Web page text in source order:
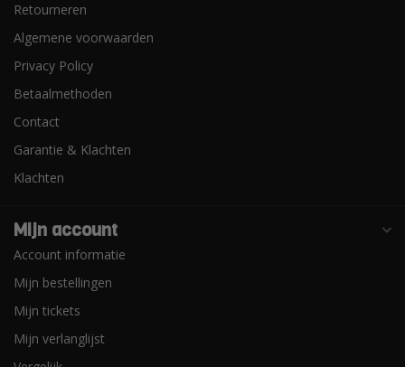
Retourneren
Algemene voorwaarden
Privacy Policy
Betaalmethoden
Contact
Garantie & Klachten
Klachten
Mijn account
Account informatie
Mijn bestellingen
Mijn tickets
Mijn verlanglijst